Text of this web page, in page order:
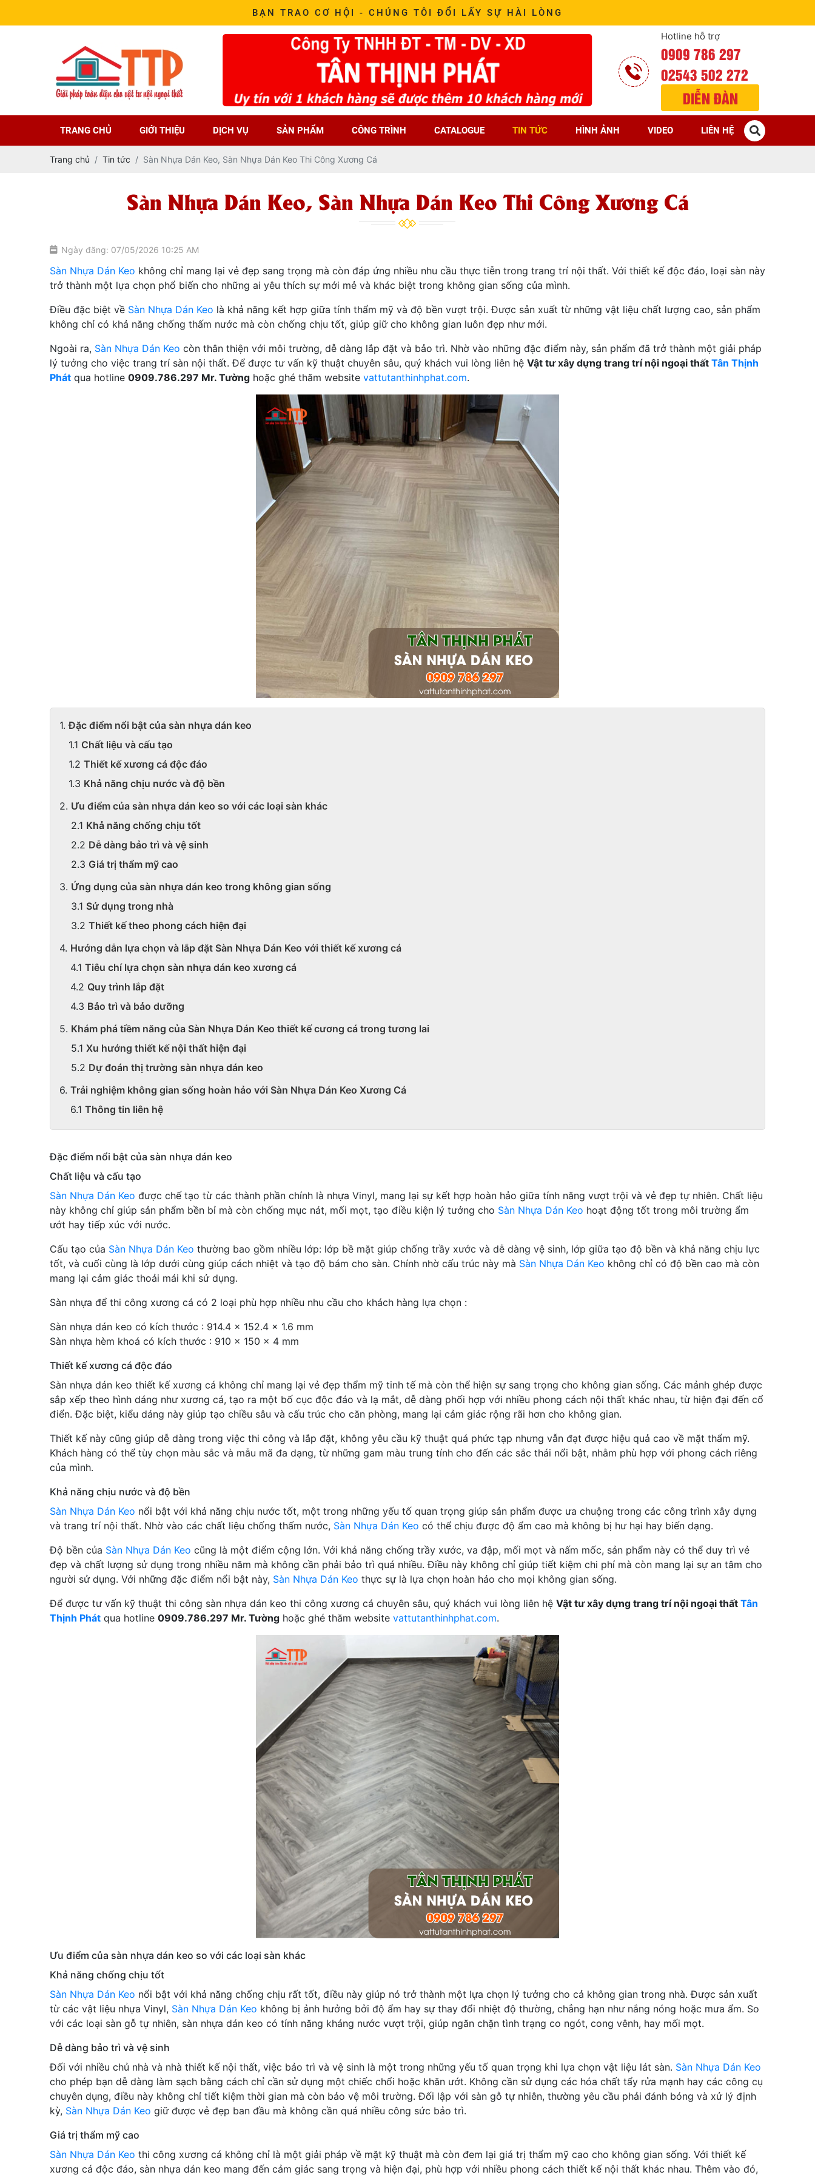
BẠN TRAO CƠ HỘI - CHÚNG TÔI ĐỔI LẤY SỰ HÀI LÒNG
Hotline hỗ trợ
0909 786 297
02543 502 272
DIỄN ĐÀN
TRANG CHỦ GIỚI THIỆU DỊCH VỤ SẢN PHẨM CÔNG TRÌNH CATALOGUE TIN TỨC HÌNH ẢNH VIDEO LIÊN HỆ
Trang chủ Tin tức Sàn Nhựa Dán Keo, Sàn Nhựa Dán Keo Thi Công Xương Cá
Sàn Nhựa Dán Keo, Sàn Nhựa Dán Keo Thi Công Xương Cá
Ngày đăng: 07/05/2026 10:25 AM
Sàn Nhựa Dán Keo không chỉ mang lại vẻ đẹp sang trọng mà còn đáp ứng nhiều nhu cầu thực tiễn trong trang trí nội thất. Với thiết kế độc đáo, loại sàn này
trở thành một lựa chọn phổ biến cho những ai yêu thích sự mới mẻ và khác biệt trong không gian sống của mình.
Điều đặc biệt về Sàn Nhựa Dán Keo là khả năng kết hợp giữa tính thẩm mỹ và độ bền vượt trội. Được sản xuất từ những vật liệu chất lượng cao, sản phẩm
không chỉ có khả năng chống thấm nước mà còn chống chịu tốt, giúp giữ cho không gian luôn đẹp như mới.
Ngoài ra, Sàn Nhựa Dán Keo còn thân thiện với môi trường, dễ dàng lắp đặt và bảo trì. Nhờ vào những đặc điểm này, sản phẩm đã trở thành một giải pháp
lý tưởng cho việc trang trí sàn nội thất. Để được tư vấn kỹ thuật chuyên sâu, quý khách vui lòng liên hệ Vật tư xây dựng trang trí nội ngoại thất Tân Thịnh
Phát qua hotline 0909.786.297 Mr. Tường hoặc ghé thăm website vattutanthinhphat.com.
Đặc điểm nổi bật của sàn nhựa dán keo
Chất liệu và cấu tạo
Thiết kế xương cá độc đáo
Khả năng chịu nước và độ bền
Ưu điểm của sàn nhựa dán keo so với các loại sàn khác
Khả năng chống chịu tốt
Dễ dàng bảo trì và vệ sinh
Giá trị thẩm mỹ cao
Ứng dụng của sàn nhựa dán keo trong không gian sống
Sử dụng trong nhà
Thiết kế theo phong cách hiện đại
Hướng dẫn lựa chọn và lắp đặt Sàn Nhựa Dán Keo với thiết kế xương cá
Tiêu chí lựa chọn sàn nhựa dán keo xương cá
Quy trình lắp đặt
Bảo trì và bảo dưỡng
Khám phá tiềm năng của Sàn Nhựa Dán Keo thiết kế cương cá trong tương lai
Xu hướng thiết kế nội thất hiện đại
Dự đoán thị trường sàn nhựa dán keo
Trải nghiệm không gian sống hoàn hảo với Sàn Nhựa Dán Keo Xương Cá
Thông tin liên hệ
Đặc điểm nổi bật của sàn nhựa dán keo
Chất liệu và cấu tạo
Sàn Nhựa Dán Keo được chế tạo từ các thành phần chính là nhựa Vinyl, mang lại sự kết hợp hoàn hảo giữa tính năng vượt trội và vẻ đẹp tự nhiên. Chất liệu
này không chỉ giúp sản phẩm bền bỉ mà còn chống mục nát, mối mọt, tạo điều kiện lý tưởng cho Sàn Nhựa Dán Keo hoạt động tốt trong môi trường ẩm
ướt hay tiếp xúc với nước.
Cấu tạo của Sàn Nhựa Dán Keo thường bao gồm nhiều lớp: lớp bề mặt giúp chống trầy xước và dễ dàng vệ sinh, lớp giữa tạo độ bền và khả năng chịu lực
tốt, và cuối cùng là lớp dưới cùng giúp cách nhiệt và tạo độ bám cho sàn. Chính nhờ cấu trúc này mà Sàn Nhựa Dán Keo không chỉ có độ bền cao mà còn
mang lại cảm giác thoải mái khi sử dụng.
Sàn nhựa để thi công xương cá có 2 loại phù hợp nhiều nhu cầu cho khách hàng lựa chọn :
Sàn nhựa dán keo có kích thước : 914.4 x 152.4 x 1.6 mm
Sàn nhựa hèm khoá có kích thước : 910 x 150 x 4 mm
Thiết kế xương cá độc đáo
Sàn nhựa dán keo thiết kế xương cá không chỉ mang lại vẻ đẹp thẩm mỹ tinh tế mà còn thể hiện sự sang trọng cho không gian sống. Các mảnh ghép được
sắp xếp theo hình dáng như xương cá, tạo ra một bố cục độc đáo và lạ mắt, dễ dàng phối hợp với nhiều phong cách nội thất khác nhau, từ hiện đại đến cổ
điển. Đặc biệt, kiểu dáng này giúp tạo chiều sâu và cấu trúc cho căn phòng, mang lại cảm giác rộng rãi hơn cho không gian.
Thiết kế này cũng giúp dễ dàng trong việc thi công và lắp đặt, không yêu cầu kỹ thuật quá phức tạp nhưng vẫn đạt được hiệu quả cao về mặt thẩm mỹ.
Khách hàng có thể tùy chọn màu sắc và mẫu mã đa dạng, từ những gam màu trung tính cho đến các sắc thái nổi bật, nhằm phù hợp với phong cách riêng
của mình.
Khả năng chịu nước và độ bền
Sàn Nhựa Dán Keo nổi bật với khả năng chịu nước tốt, một trong những yếu tố quan trọng giúp sản phẩm được ưa chuộng trong các công trình xây dựng
và trang trí nội thất. Nhờ vào các chất liệu chống thấm nước, Sàn Nhựa Dán Keo có thể chịu được độ ẩm cao mà không bị hư hại hay biến dạng.
Độ bền của Sàn Nhựa Dán Keo cũng là một điểm cộng lớn. Với khả năng chống trầy xước, va đập, mối mọt và nấm mốc, sản phẩm này có thể duy trì vẻ
đẹp và chất lượng sử dụng trong nhiều năm mà không cần phải bảo trì quá nhiều. Điều này không chỉ giúp tiết kiệm chi phí mà còn mang lại sự an tâm cho
người sử dụng. Với những đặc điểm nổi bật này, Sàn Nhựa Dán Keo thực sự là lựa chọn hoàn hảo cho mọi không gian sống.
Để được tư vấn kỹ thuật thi công sàn nhựa dán keo thi công xương cá chuyên sâu, quý khách vui lòng liên hệ Vật tư xây dựng trang trí nội ngoại thất Tân
Thịnh Phát qua hotline 0909.786.297 Mr. Tường hoặc ghé thăm website vattutanthinhphat.com.
Ưu điểm của sàn nhựa dán keo so với các loại sàn khác
Khả năng chống chịu tốt
Sàn Nhựa Dán Keo nổi bật với khả năng chống chịu rất tốt, điều này giúp nó trở thành một lựa chọn lý tưởng cho cả không gian trong nhà. Được sản xuất
từ các vật liệu nhựa Vinyl, Sàn Nhựa Dán Keo không bị ảnh hưởng bởi độ ẩm hay sự thay đổi nhiệt độ thường, chẳng hạn như nắng nóng hoặc mưa ẩm. So
với các loại sàn gỗ tự nhiên, sàn nhựa dán keo có tính năng kháng nước vượt trội, giúp ngăn chặn tình trạng co ngót, cong vênh, hay mối mọt.
Dễ dàng bảo trì và vệ sinh
Đối với nhiều chủ nhà và nhà thiết kế nội thất, việc bảo trì và vệ sinh là một trong những yếu tố quan trọng khi lựa chọn vật liệu lát sàn. Sàn Nhựa Dán Keo
cho phép bạn dễ dàng làm sạch bằng cách chỉ cần sử dụng một chiếc chổi hoặc khăn ướt. Không cần sử dụng các hóa chất tẩy rửa mạnh hay các công cụ
chuyên dụng, điều này không chỉ tiết kiệm thời gian mà còn bảo vệ môi trường. Đối lập với sàn gỗ tự nhiên, thường yêu cầu phải đánh bóng và xử lý định
kỳ, Sàn Nhựa Dán Keo giữ được vẻ đẹp ban đầu mà không cần quá nhiều công sức bảo trì.
Giá trị thẩm mỹ cao
Sàn Nhựa Dán Keo thi công xương cá không chỉ là một giải pháp về mặt kỹ thuật mà còn đem lại giá trị thẩm mỹ cao cho không gian sống. Với thiết kế
xương cá độc đáo, sàn nhựa dán keo mang đến cảm giác sang trọng và hiện đại, phù hợp với nhiều phong cách thiết kế nội thất khác nhau. Thêm vào đó,